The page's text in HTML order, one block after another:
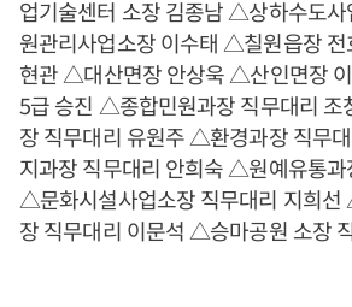
업기술센터 소장 김종남 △상하수도
원관리사업소장 이수태 △칠원읍장
현관 △대산면장 안상욱 △산인면장
5급 승진 △종합민원과장 직무대리
장 직무대리 유원주 △환경과장 직무
지과장 직무대리 안희숙 △원예유통
△문화시설사업소장 직무대리 지희
장 직무대리 이문석 △승마공원 소장